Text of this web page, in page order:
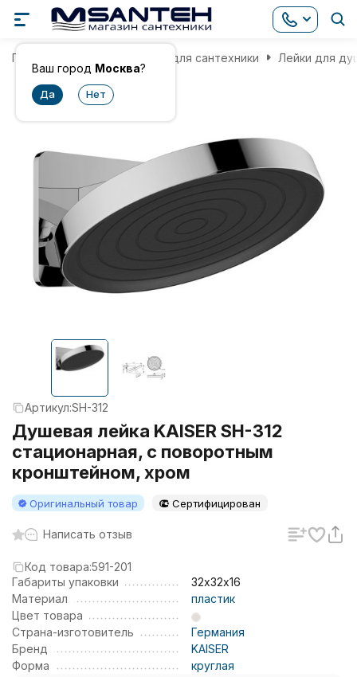
Ваш город Москва?
Главная Комплектующие для сантехники Лейки для
Артикул:SH-312
Душевая лейка KAISER SH-312
стационарная, с поворотным
кронштейном, хром
Оригинальный товар Сертифицирован
Написать отзыв
Код товара:591-201
Габариты упаковки
32х32х16
Материал
пластик
Цвет товара
Страна-изготовитель
Германия
Бренд
KAISER
Форма
круглая